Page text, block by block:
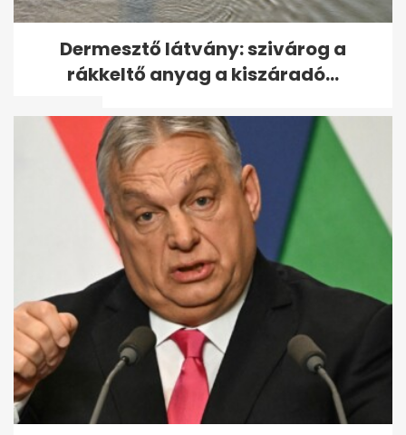
Udonis Haslem részesedést
vett az Ipswich Townban,
Premier...
Borsa Miklós a közmédiáról: ki
vállalja ezek után a munkát?
Dermesztő látvány: szivárog a
rákkeltő anyag a kiszáradó...